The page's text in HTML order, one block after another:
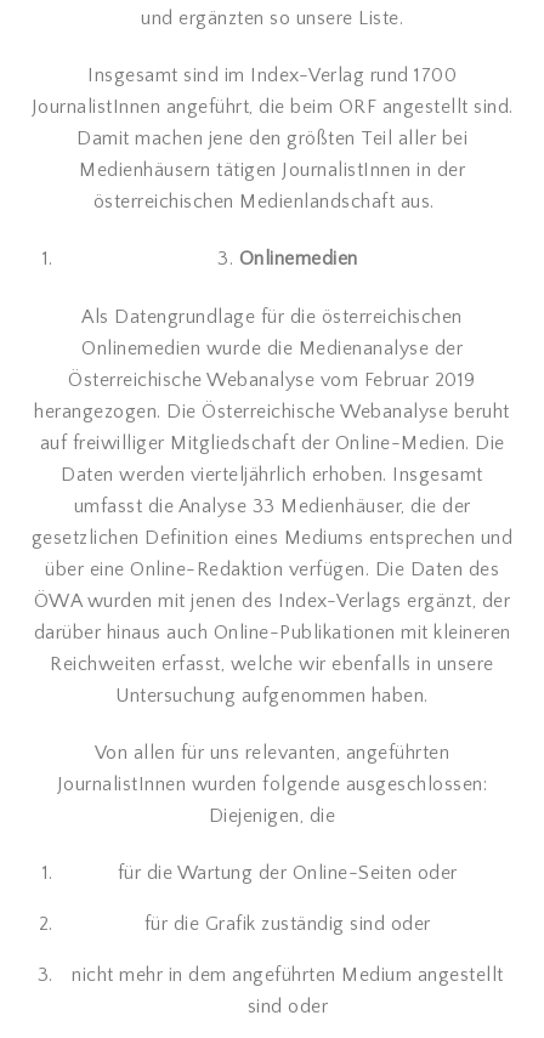
und ergänzten so unsere Liste.
Insgesamt sind im Index-Verlag rund 1700
JournalistInnen angeführt, die beim ORF angestellt sind.
Damit machen jene den größten Teil aller bei
Medienhäusern tätigen JournalistInnen in der
österreichischen Medienlandschaft aus.
3. Onlinemedien
Als Datengrundlage für die österreichischen
Onlinemedien wurde die Medienanalyse der
Österreichische Webanalyse vom Februar 2019
herangezogen. Die Österreichische Webanalyse beruht
auf freiwilliger Mitgliedschaft der Online-Medien. Die
Daten werden vierteljährlich erhoben. Insgesamt
umfasst die Analyse 33 Medienhäuser, die der
gesetzlichen Definition eines Mediums entsprechen und
über eine Online-Redaktion verfügen. Die Daten des
ÖWA wurden mit jenen des Index-Verlags ergänzt, der
darüber hinaus auch Online-Publikationen mit kleineren
Reichweiten erfasst, welche wir ebenfalls in unsere
Untersuchung aufgenommen haben.
Von allen für uns relevanten, angeführten
JournalistInnen wurden folgende ausgeschlossen:
Diejenigen, die
für die Wartung der Online-Seiten oder
für die Grafik zuständig sind oder
nicht mehr in dem angeführten Medium angestellt
sind oder